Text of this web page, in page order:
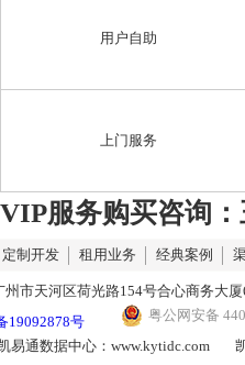
用户自助
上门服务
VIP服务购买咨询：
定制开发 租用业务 经典案例
州市天河区荷光路154号合心商务大厦
19092878号
粤公网安备
易通数据中心：www.kytidc.com